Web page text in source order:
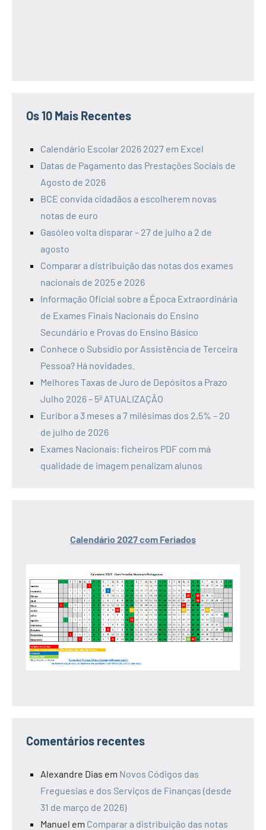
Os 10 Mais Recentes
Calendário Escolar 2026 2027 em Excel
Datas de Pagamento das Prestações Sociais de
Agosto de 2026
BCE convida cidadãos a escolherem novas
notas de euro
Gasóleo volta disparar – 27 de julho a 2 de
agosto
Comparar a distribuição das notas dos exames
nacionais de 2025 e 2026
Informação Oficial sobre a Época Extraordinária
de Exames Finais Nacionais do Ensino
Secundário e Provas do Ensino Básico
Conhece o Subsídio por Assistência de Terceira
Pessoa? Há novidades.
Melhores Taxas de Juro de Depósitos a Prazo
Julho 2026 – 5ª ATUALIZAÇÃO
Euribor a 3 meses a 7 milésimas dos 2,5% – 20
de julho de 2026
Exames Nacionais: ficheiros PDF com má
qualidade de imagem penalizam alunos
Calendário 2027 com Feriados
Comentários recentes
Alexandre Dias em Novos Códigos das
Freguesias e dos Serviços de Finanças (desde
31 de março de 2026)
Manuel em Comparar a distribuição das notas